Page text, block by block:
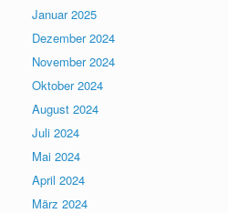
Januar 2025
Dezember 2024
November 2024
Oktober 2024
August 2024
Juli 2024
Mai 2024
April 2024
März 2024